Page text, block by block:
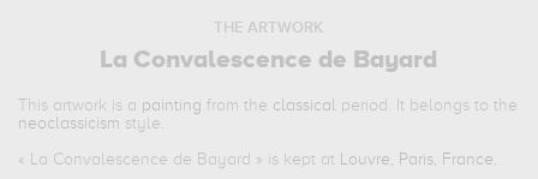
THE ARTWORK
La Convalescence de Bayard
This artwork is a painting from the classical period. It belongs to the
neoclassicism style.
« La Convalescence de Bayard » is kept at Louvre, Paris, France.